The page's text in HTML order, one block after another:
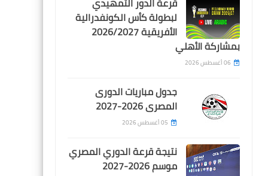
Egypt
اشتباك قوى بين عواد و حسام
عبدالمجيد بعد هدف المصرى
الثانى امام الزمالك
لبطولة كأس الكونفدرالية
الأفريقية 2026/2027
بمشاركة الأهلي
06 أغسطس 2026
جدول مباريات الدورى
المصرى 2026-2027
05 أغسطس 2026
نتيجة قرعة الدوري المصري
موسم 2026-2027